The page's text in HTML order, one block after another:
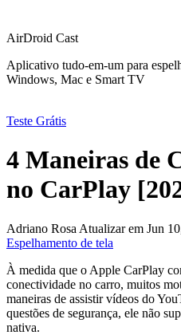
AirDroid Cast
Aplicativo tudo-em-um para
Windows, Mac e Smart TV
Teste Grátis
4 Maneiras de
no CarPlay
Adriano Rosa Atualizar em Jun
Espelhamento de tela
À medida que o Apple CarPlay
conectividade no carro, muitos
maneiras de assistir vídeos do
questões de segurança, ele não
nativa.